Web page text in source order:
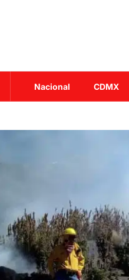
Nacional CDMX